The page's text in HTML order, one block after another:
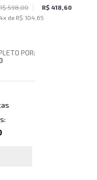
John Masculina
598,00
R$ 418,60
x de R$ 104,65
POR: